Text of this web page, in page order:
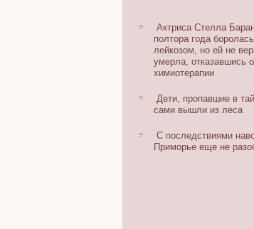
Актриса Стелла
полтора года
лейкозом, но ей не
умерла, отказавшись
химиотерапии
Дети, пропавшие в
сами вышли из леса
С последствиями
Приморье еще не